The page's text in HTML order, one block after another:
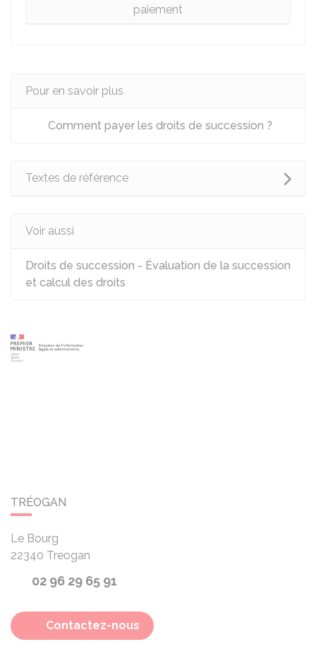
paiement
Pour en savoir plus
Comment payer les droits de succession ?
Textes de référence
Voir aussi
Droits de succession - Évaluation de la succession
et calcul des droits
TRÉOGAN
Le Bourg
22340 Treogan
02 96 29 65 91
Contactez-nous